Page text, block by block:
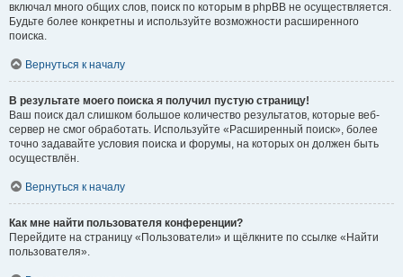
включал много общих слов, поиск по которым в phpBB не осуществляется.
Будьте более конкретны и используйте возможности расширенного
поиска.
Вернуться к началу
В результате моего поиска я получил пустую страницу!
Ваш поиск дал слишком большое количество результатов, которые веб-
сервер не смог обработать. Используйте «Расширенный поиск», более
точно задавайте условия поиска и форумы, на которых он должен быть
осуществлён.
Вернуться к началу
Как мне найти пользователя конференции?
Перейдите на страницу «Пользователи» и щёлкните по ссылке «Найти
пользователя».